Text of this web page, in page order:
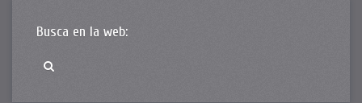
Busca en la web: